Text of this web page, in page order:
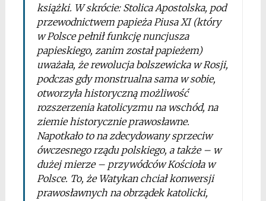
książki. W skrócie: Stolica Apostolska, pod
przewodnictwem papieża Piusa XI (który
w Polsce pełnił funkcję nuncjusza
papieskiego, zanim został papieżem)
uważała, że rewolucja bolszewicka w Rosji,
podczas gdy monstrualna sama w sobie,
otworzyła historyczną możliwość
rozszerzenia katolicyzmu na wschód, na
ziemie historycznie prawosławne.
Napotkało to na zdecydowany sprzeciw
ówczesnego rządu polskiego, a także – w
dużej mierze – przywódców Kościoła w
Polsce. To, że Watykan chciał konwersji
prawosławnych na obrządek katolicki,